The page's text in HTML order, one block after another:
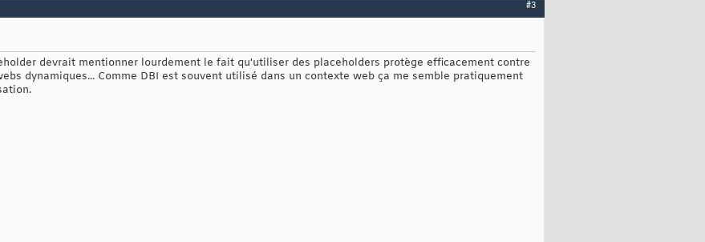
#3
devrait mentionner lourdement le fait qu'utiliser des placeholders protège efficacement contre
dynamiques... Comme DBI est souvent utilisé dans un contexte web ça me semble pratiquement